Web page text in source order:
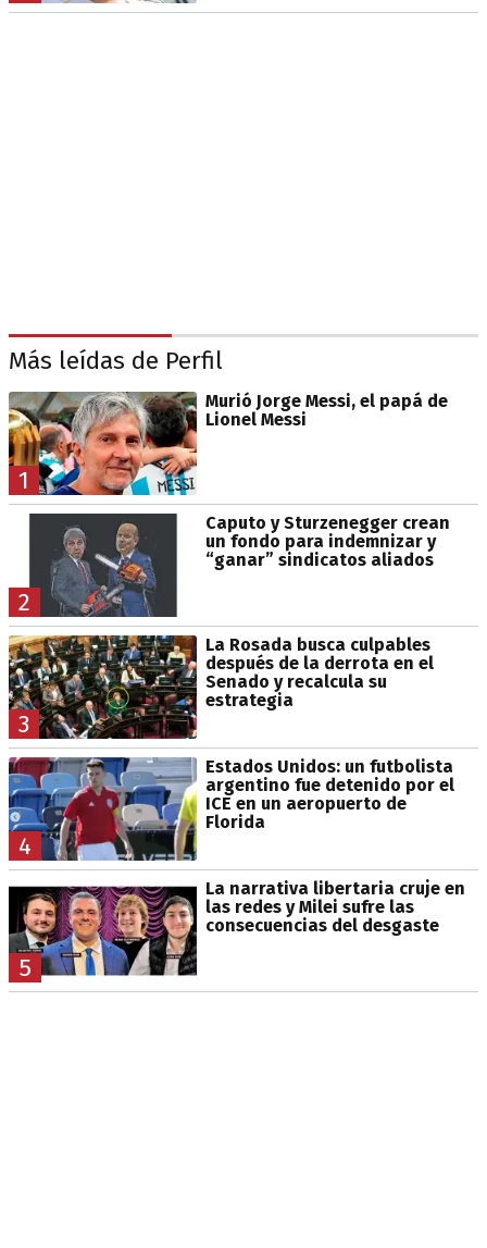
Más leídas de Perfil
1
Murió Jorge Messi, el papá de
Lionel Messi
2
Caputo y Sturzenegger crean
un fondo para indemnizar y
“ganar” sindicatos aliados
3
La Rosada busca culpables
después de la derrota en el
Senado y recalcula su
estrategia
4
Estados Unidos: un futbolista
argentino fue detenido por el
ICE en un aeropuerto de
Florida
5
La narrativa libertaria cruje en
las redes y Milei sufre las
consecuencias del desgaste